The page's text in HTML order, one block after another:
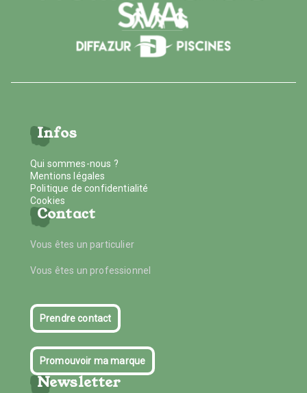
Infos
Qui sommes-nous ?
Mentions légales
Politique de confidentialité
Cookies
Contact
Vous êtes un particulier
Vous êtes un professionnel
Prendre contact
Promouvoir ma marque
Newsletter